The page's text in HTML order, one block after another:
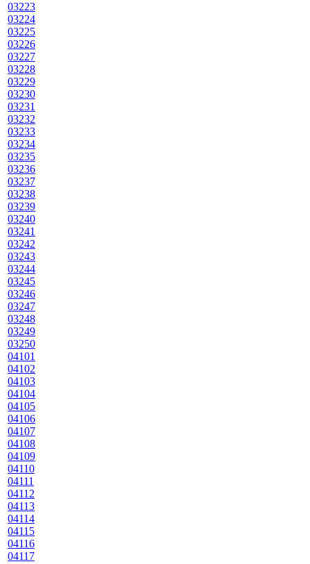
03223
03224
03225
03226
03227
03228
03229
03230
03231
03232
03233
03234
03235
03236
03237
03238
03239
03240
03241
03242
03243
03244
03245
03246
03247
03248
03249
03250
04101
04102
04103
04104
04105
04106
04107
04108
04109
04110
04111
04112
04113
04114
04115
04116
04117